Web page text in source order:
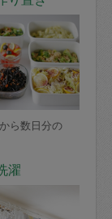
ら数日分の
濯